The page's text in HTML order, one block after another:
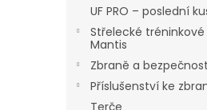
UF PRO – poslední
Střelecké
Mantis
Zbraně a
Příslušenství ke
Terče